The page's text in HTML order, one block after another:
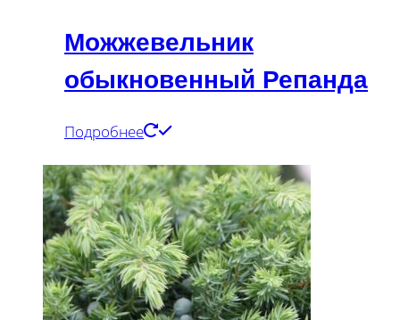
Можжевельник
обыкновенный Репанда
Подробнее